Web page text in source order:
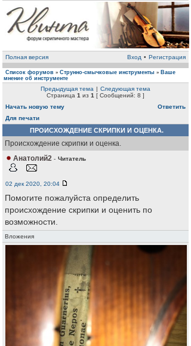
Полная версия Вход • Регистрация
Список форумов » Струнно-смычковые инструменты » Ваше
мнение об инструменте
Предыдущая тема | Следующая тема
Страница 1 из 1 [ Сообщений: 8 ]
Начать новую тему
Ответить
Для печати
ПРОИСХОЖДЕНИЕ СКРИПКИ И ОЦЕНКА.
Происхождение скрипки и оценка.
Анатолий2 - Читатель
02 дек 2020, 20:04
Помогите пожалуйста определить
происхождение скрипки и оценить по
возможности.
Вложения